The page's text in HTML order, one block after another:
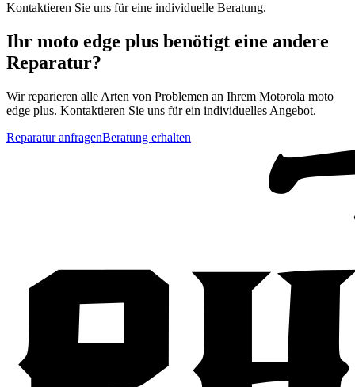
Kontaktieren Sie uns für eine individuelle Beratung.
Ihr moto edge plus benötigt eine andere
Reparatur?
Wir reparieren alle Arten von Problemen an Ihrem Motorola moto
edge plus. Kontaktieren Sie uns für ein individuelles Angebot.
Reparatur anfragenBeratung erhalten